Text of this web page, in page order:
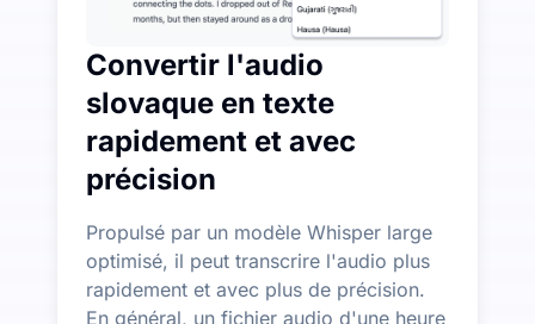
Convertir l'audio
slovaque en texte
rapidement et avec
précision
Propulsé par un modèle Whisper large
optimisé, il peut transcrire l'audio plus
rapidement et avec plus de précision.
En général, un fichier audio d'une heure